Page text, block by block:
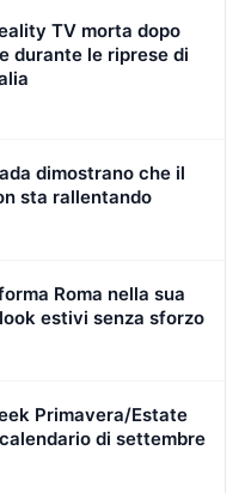
TV morta dopo
durante le riprese di
dimostrano che il
sta rallentando
Roma nella sua
estivi senza sforzo
Primavera/Estate
di settembre